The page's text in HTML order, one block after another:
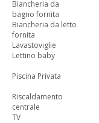
Biancheria da
bagno fornita
Biancheria da letto
fornita
Lavastoviglie
Lettino baby
Piscina Privata
Riscaldamento
centrale
TV